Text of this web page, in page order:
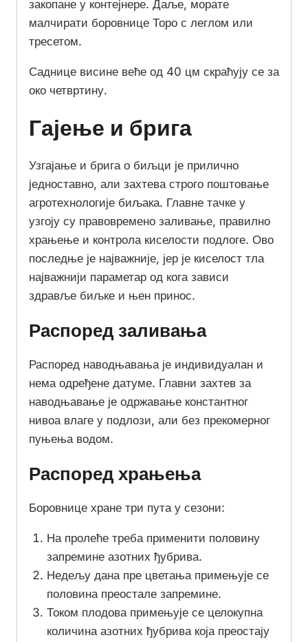
закопане у контејнере. Даље, морате
малчирати боровнице Торо с леглом или
тресетом.
Саднице висине веће од 40 цм скраћују се за
око четвртину.
Гајење и брига
Узгајање и брига о биљци је прилично
једноставно, али захтева строго поштовање
агротехнологије биљака. Главне тачке у
узгоју су правовремено заливање, правилно
храњење и контрола киселости подлоге. Ово
последње је најважније, јер је киселост тла
најважнији параметар од кога зависи
здравље биљке и њен принос.
Распоред заливања
Распоред наводњавања је индивидуалан и
нема одређене датуме. Главни захтев за
наводњавање је одржавање константног
нивоа влаге у подлози, али без прекомерног
пуњења водом.
Распоред храњења
Боровнице хране три пута у сезони:
На пролеће треба применити половину
запремине азотних ђубрива.
Недељу дана пре цветања примењује се
половина преостале запремине.
Током плодова примењује се целокупна
количина азотних ђубрива која преостају